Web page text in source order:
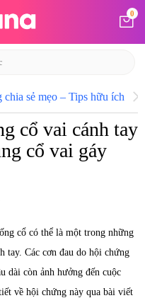
0
chia sẻ mẹo – Tips hữu ích
cổ vai cánh tay
cổ vai gáy
cổ có thể là một trong những
tay. Các cơn đau do hội chứng
dài còn ảnh hưởng đến cuộc
về hội chứng này qua bài viết